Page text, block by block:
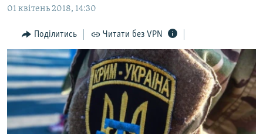
Перейти
пошуку
ПОГЛЯД
ІНТЕРВ'Ю
ВСЕ ЗА ДЕНЬ
СПЕЦПРОЕКТИ
ДЕПОРТАЦІЯ
ВІДЕОУРОКИ «ELIFBE»
ЯК ОБІЙТИ БЛОКУВАННЯ
Русский
01 квітень 2018, 14:30
Поділитись Читати без VPN